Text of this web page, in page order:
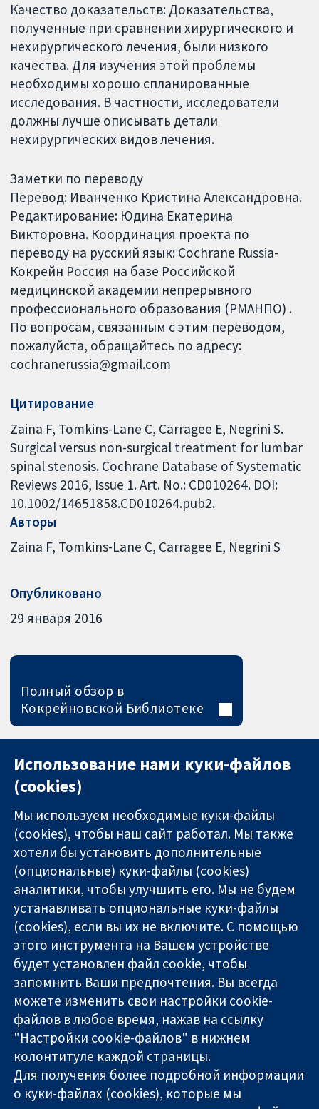
Качество доказательств: Доказательства,
полученные при сравнении хирургического и
нехирургического лечения, были низкого
качества. Для изучения этой проблемы
необходимы хорошо спланированные
исследования. В частности, исследователи
должны лучше описывать детали
нехирургических видов лечения.
Заметки по переводу
Перевод: Иванченко Кристина Александровна.
Редактирование: Юдина Екатерина
Викторовна. Координация проекта по
переводу на русский язык: Cochrane Russia-
Кокрейн Россия на базе Российской
медицинской академии непрерывного
профессионального образования (РМАНПО) .
По вопросам, связанным с этим переводом,
пожалуйста, обращайтесь по адресу:
cochranerussia@gmail.com
Цитирование
Zaina F, Tomkins-Lane C, Carragee E, Negrini S.
Surgical versus non-surgical treatment for lumbar
spinal stenosis. Cochrane Database of Systematic
Reviews 2016, Issue 1. Art. No.: CD010264. DOI:
10.1002/14651858.CD010264.pub2.
Авторы
Zaina F Tomkins-Lane C Carragee E Negrini S
Опубликовано
29 января 2016
Полный обзор в
Кокрейновской Библиотеке
Надёжные
доказательства
Информированные
решения
Во благо
здоровья
11-13 Cavendish
Square
London
W1G 0AN
United Kingdom
Связаться с
нами
Новости
Пресс-
служба
О нас
Работа
Cochrane
Library
The Cochrane Collaboration is a charity (no. 1045921) and a
company limited by guarantee (no. 03044323) registered in
Использование нами куки-файлов
(cookies)
Мы используем необходимые куки-файлы
(cookies), чтобы наш сайт работал. Мы также
хотели бы установить дополнительные
(опциональные) куки-файлы (cookies)
аналитики, чтобы улучшить его. Мы не будем
устанавливать опциональные куки-файлы
(cookies), если вы их не включите. С помощью
этого инструмента на Вашем устройстве
будет установлен файл cookie, чтобы
запомнить Ваши предпочтения. Вы всегда
можете изменить свои настройки cookie-
файлов в любое время, нажав на ссылку
"Настройки cookie-файлов" в нижнем
колонтитуле каждой страницы.
Для получения более подробной информации
о куки-файлах (cookies), которые мы